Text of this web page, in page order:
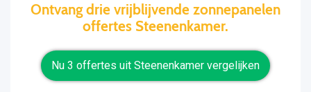
Ontvang drie vrijblijvende zonnepanelen
offertes Steenenkamer.
Nu 3 offertes uit Steenenkamer vergelijken